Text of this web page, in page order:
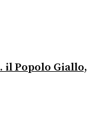
il Popolo Giallo,